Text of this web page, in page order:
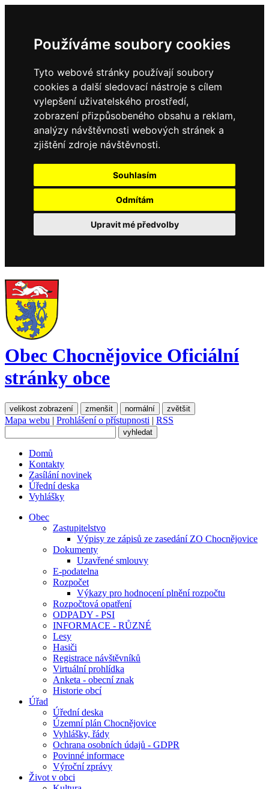
Používáme soubory cookies
Tyto webové stránky používají soubory
cookies a další sledovací nástroje s cílem
vylepšení uživatelského prostředí,
zobrazení přizpůsobeného obsahu a reklam,
analýzy návštěvnosti webových stránek a
zjištění zdroje návštěvnosti.
Souhlasím
Odmítám
Upravit mé předvolby
Obec Chocnějovice Oficiální
stránky obce
velikost zobrazení zmenšit normální zvětšit
Mapa webu | Prohlášení o přístupnosti | RSS
Domů
Kontakty
Zasílání novinek
Úřední deska
Vyhlášky
Obec
Zastupitelstvo
Výpisy ze zápisů ze zasedání ZO Chocnějovice
Dokumenty
Uzavřené smlouvy
E-podatelna
Rozpočet
Výkazy pro hodnocení plnění rozpočtu
Rozpočtová opatření
ODPADY - PSI
INFORMACE - RŮZNÉ
Lesy
Hasiči
Registrace návštěvníků
Virtuální prohlídka
Anketa - obecní znak
Historie obcí
Úřad
Úřední deska
Územní plán Chocnějovice
Vyhlášky, řády
Ochrana osobních údajů - GDPR
Povinné informace
Výroční zprávy
Život v obci